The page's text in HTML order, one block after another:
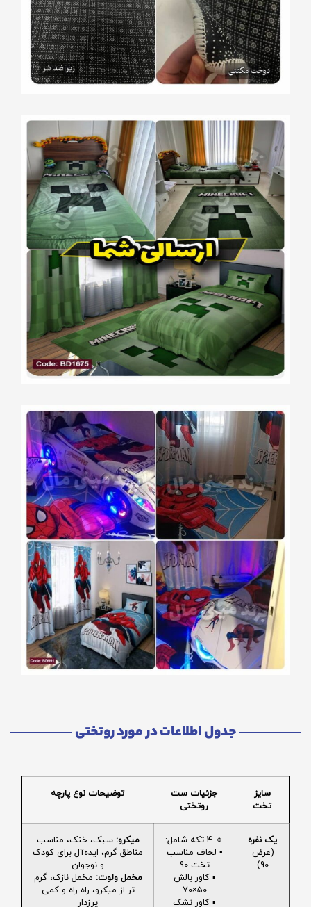
جدول اطلاعات در مورد روتختی
سایز
تخت
جزئیات ست
روتختی
توضیحات نوع پارچه
یک نفره
(عرض
90)
🔹 4 تکه شامل:
▪️ لحاف مناسب
تخت 90
▪️ کاور بالش
50×70
▪️ کاور تشک
میکرو: سبک، خنک، مناسب
مناطق گرم، ایده‌آل برای کودک
و نوجوان
مخمل ولوت: مخمل نازک، گرم
تر از میکرو، راه راه و کمی
پرزدار